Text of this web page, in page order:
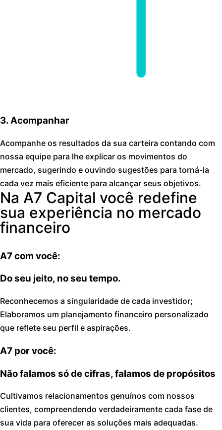
3. Acompanhar
Acompanhe os resultados da sua carteira contando com
nossa equipe para lhe explicar os movimentos do
mercado, sugerindo e ouvindo sugestões para torná-la
cada vez mais eficiente para alcançar seus objetivos.
Na A7 Capital você redefine
sua experiência no mercado
financeiro
A7com você:
Do seu jeito, no seu tempo.
Reconhecemos a singularidade de cada investidor;
Elaboramos um planejamento financeiro personalizado
que reflete seu perfil e aspirações.
A7 por você:
Não falamos só de cifras, falamos de propósitos
Cultivamos relacionamentos genuínos com nossos
clientes, compreendendo verdadeiramente cada fase de
sua vida para oferecer as soluções mais adequadas.